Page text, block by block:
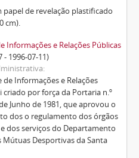
papel de revelação plastificado
cm).
Informações e Relações Públicas
- 1996-07-11)
de Informações e Relações
criado por força da Portaria n.º
Junho de 1981, que aprovou o
dos o regulamento dos órgãos
dos serviços do Departamento
Mútuas Desportivas da Santa